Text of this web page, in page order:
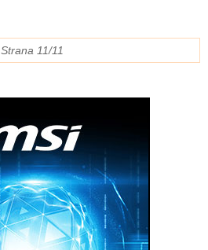
Strana 11/11